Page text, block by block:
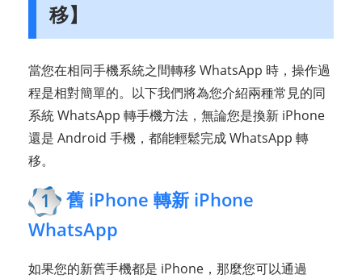
移】
當您在相同手機系統之間轉移 WhatsApp 時，操作過
程是相對簡單的。以下我們將為您介紹兩種常見的同
系統 WhatsApp 轉手機方法，無論您是換新 iPhone
還是 Android 手機，都能輕鬆完成 WhatsApp 轉
移。
1
舊 iPhone 轉新 iPhone
WhatsApp
如果您的新舊手機都是 iPhone，那麼您可以通過